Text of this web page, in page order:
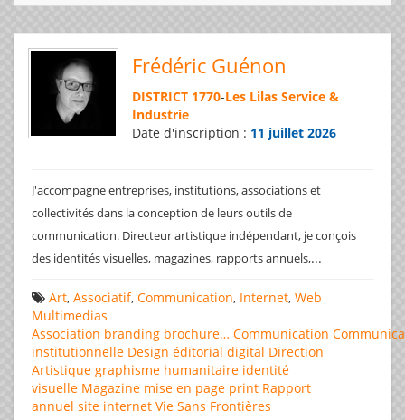
Frédéric Guénon
DISTRICT 1770-Les Lilas Service &
Industrie
Date d'inscription : 11 juillet 2026
J'accompagne entreprises, institutions, associations et
collectivités dans la conception de leurs outils de
communication. Directeur artistique indépendant, je conçois
des identités visuelles, magazines, rapports annuels,...
Art, Associatif, Communication, Internet, Web
Multimedias
Association branding brochure… Communication
institutionnelle Design éditorial digital Direction
Artistique graphisme humanitaire identité
visuelle Magazine mise en page print Rapport
annuel site internet Vie Sans Frontières